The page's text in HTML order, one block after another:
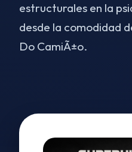
estructurales en la
desde la comodidad
Do CamiÃ±o.